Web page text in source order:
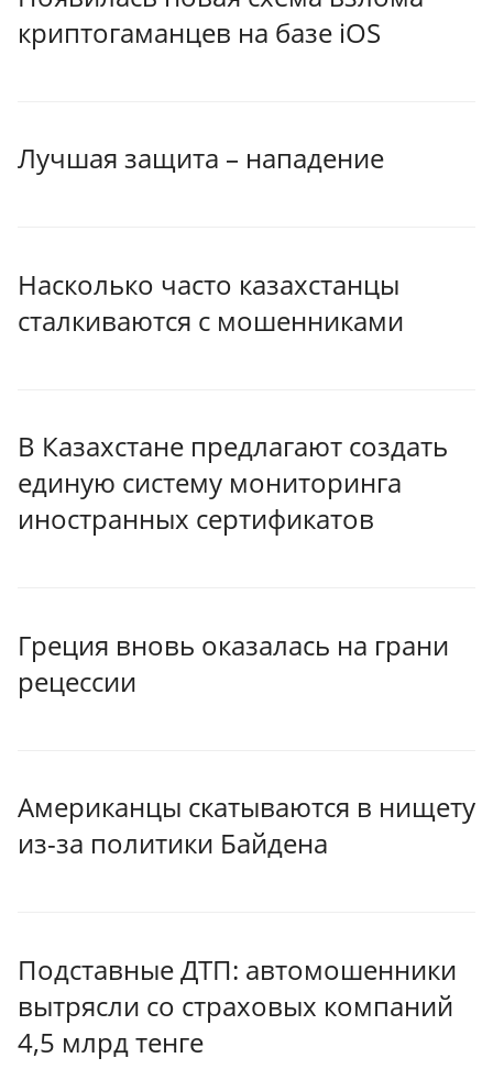
криптогаманцев на базе iOS
Лучшая защита – нападение
Насколько часто казахстанцы
сталкиваются с мошенниками
В Казахстане предлагают создать
единую систему мониторинга
иностранных сертификатов
Греция вновь оказалась на грани
рецессии
Американцы скатываются в нищету
из-за политики Байдена
Подставные ДТП: автомошенники
вытрясли со страховых компаний
4,5 млрд тенге